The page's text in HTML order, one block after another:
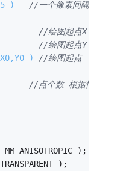
)
//一个像素间隔为1“单
//绘图起点X
//绘图起点Y
)
//绘图起点
//点个数 根据情况可动
MM_ANISOTROPIC );
);